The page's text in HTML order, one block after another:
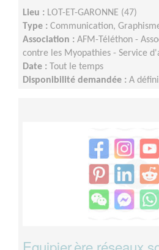
Lieu : LOT-ET-GARONNE (47)
Type : Communication,
Association : AFM-Téléthon -
contre les Myopathies - Service
Date :
Tout le temps
Disponibilité demandée : A